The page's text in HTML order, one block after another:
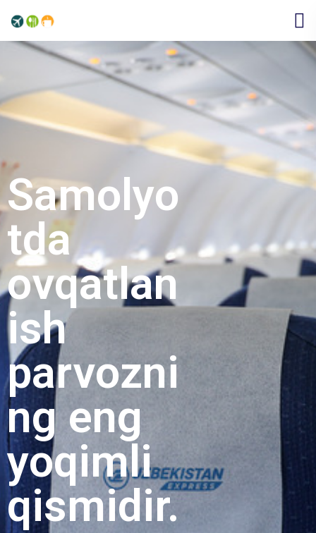
Samolyo
tda
ovqatlan
ish
parvozni
ng eng
yoqimli
qismidir.